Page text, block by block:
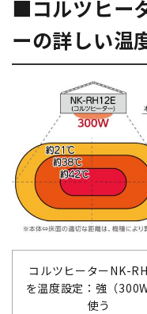
■コルツヒー
ーの詳しい温
コルツヒーターNK-
を温度設定：強（
使う